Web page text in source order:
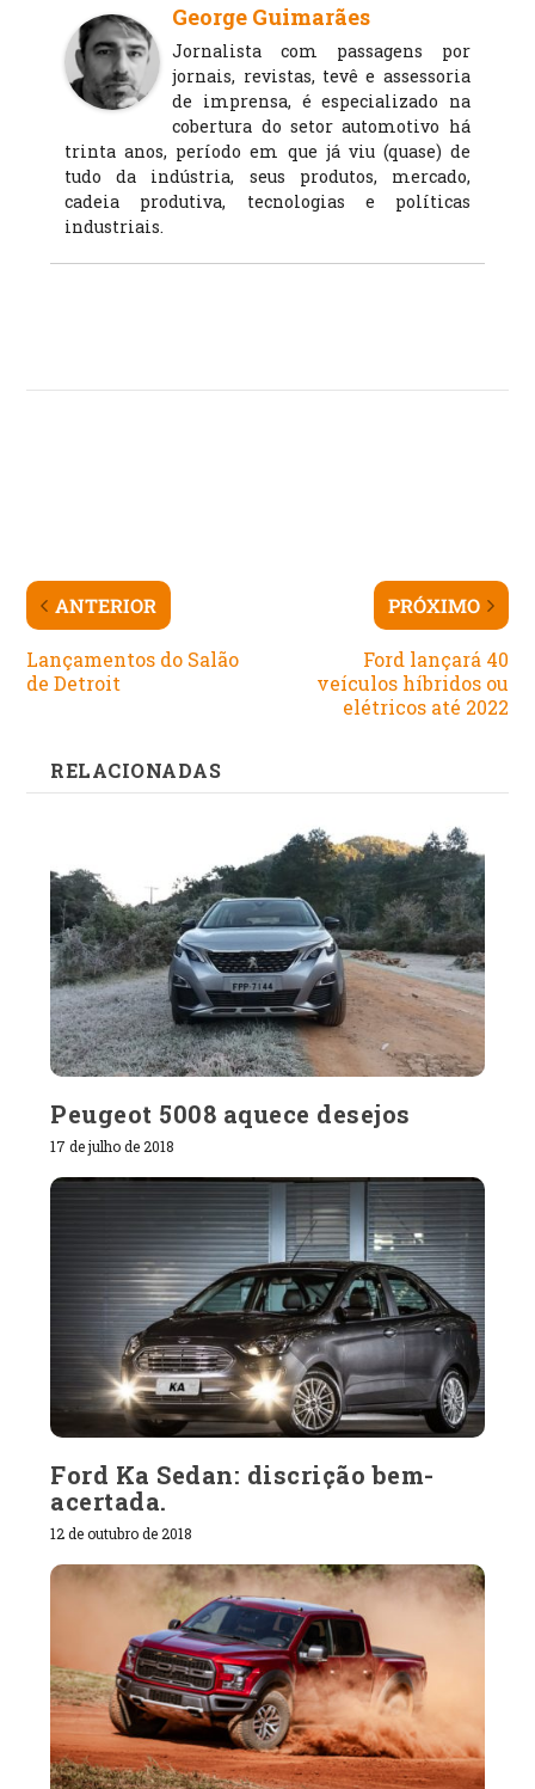
George Guimarães
Jornalista com passagens por
jornais, revistas, tevê e assessoria
de imprensa, é especializado na
cobertura do setor automotivo há
trinta anos, período em que já viu (quase) de
tudo da indústria, seus produtos, mercado,
cadeia produtiva, tecnologias e políticas
industriais.
ANTERIOR
Lançamentos do Salão
de Detroit
PRÓXIMO
Ford lançará 40
veículos híbridos ou
elétricos até 2022
RELACIONADAS
Peugeot 5008 aquece desejos
17 de julho de 2018
Ford Ka Sedan: discrição bem-
acertada.
12 de outubro de 2018